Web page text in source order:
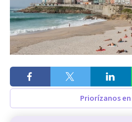
Priorízanos en